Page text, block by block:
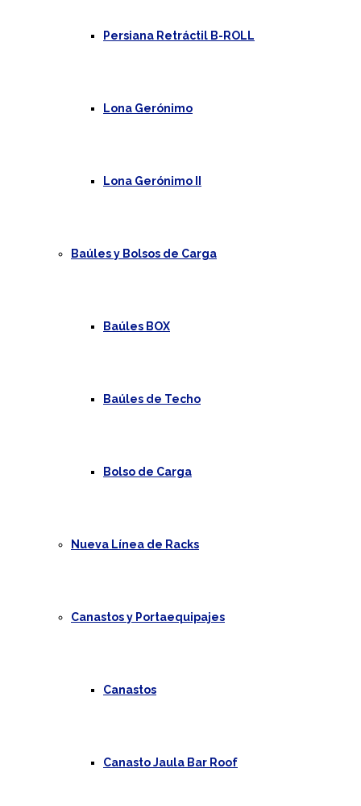
Persiana Retráctil B-ROLL
Lona Gerónimo
Lona Gerónimo II
Baúles y Bolsos de Carga
Baúles BOX
Baúles de Techo
Bolso de Carga
Nueva Línea de Racks
Canastos y Portaequipajes
Canastos
Canasto Jaula Bar Roof